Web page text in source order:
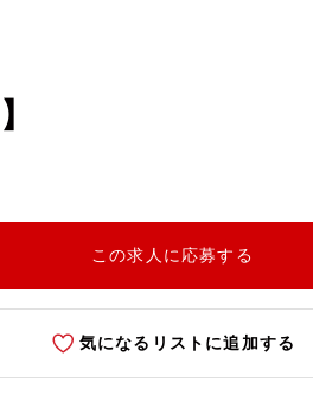
この求人に応募する
気になるリストに追加する